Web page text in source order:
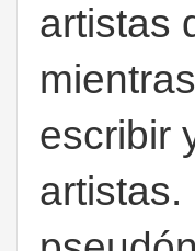
artistas
escribir